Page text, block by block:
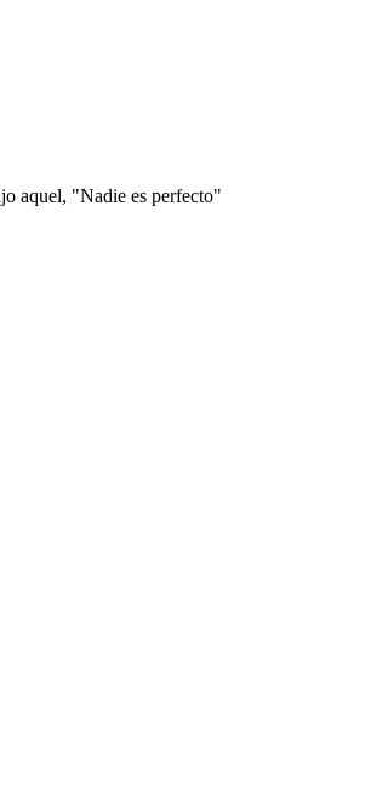
aquel, "Nadie es perfecto"